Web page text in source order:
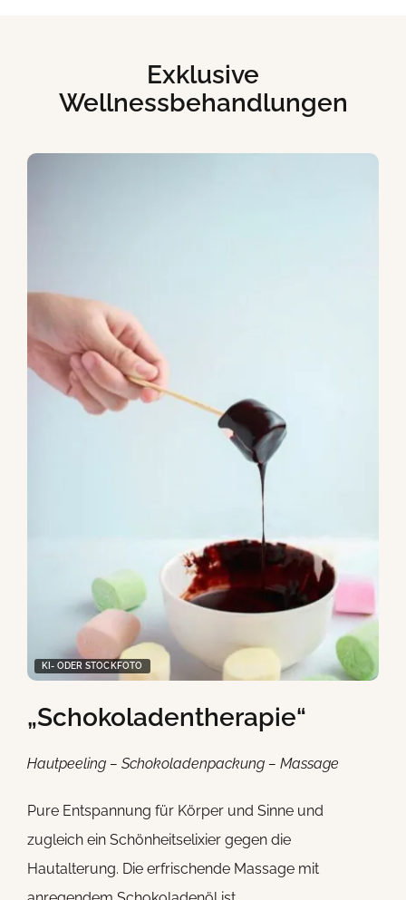
Exklusive
Wellnessbehandlungen
KI- ODER STOCKFOTO
„Schokoladentherapie“
Hautpeeling – Schokoladenpackung – Massage
Pure Entspannung für Körper und Sinne und
zugleich ein Schönheitselixier gegen die
Hautalterung. Die erfrischende Massage mit